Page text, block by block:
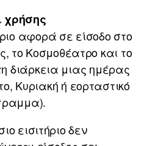
χρήσης
αφορά σε είσοδο στο
το Κοσμοθέατρο και το
διάρκεια μιας ημέρας
Κυριακή ή εορταστικό
εισιτήριο δεν